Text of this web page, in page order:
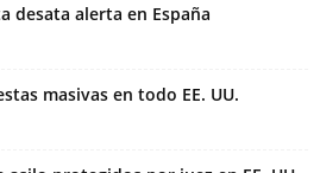
desata alerta en España
masivas en todo EE. UU.